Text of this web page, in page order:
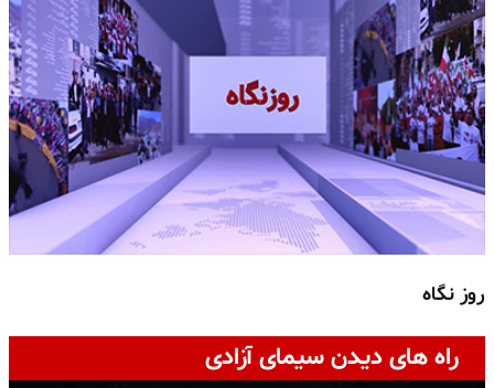
روز نگاه
راه های دیدن سیمای آزادی